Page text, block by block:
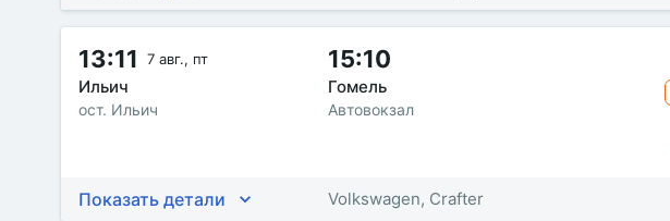
13:11 7 авг., пт
Ильич
ост. Ильич
15:10
Гомель
Автовокзал
Показать детали Volkswagen, Crafter